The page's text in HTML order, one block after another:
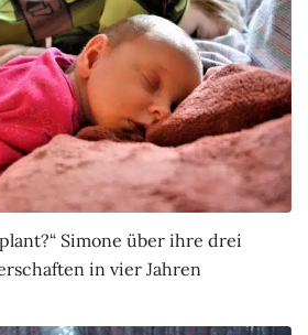
Simone über ihre drei
in vier Jahren